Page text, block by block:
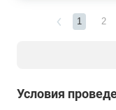
1 2
Условия